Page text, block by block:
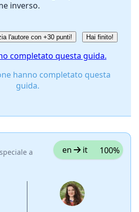
Annulla
inverso.
l'autore con +30 punti! Hai finito!
completato questa guida.
hanno completato questa
guida.
a
en it 100%